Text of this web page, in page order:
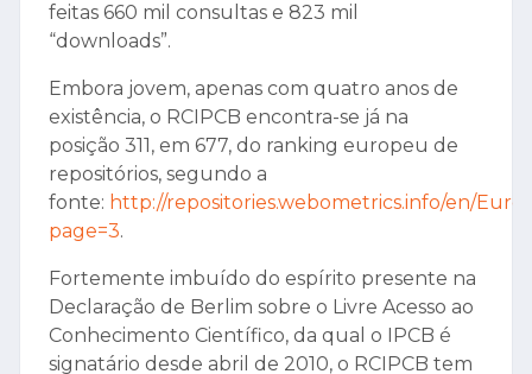
feitas 660 mil consultas e 823 mil
“downloads”.
Embora jovem, apenas com quatro anos de
existência, o RCIPCB encontra-se já na
posição 311, em 677, do ranking europeu de
repositórios, segundo a
fonte: http://repositories.webometrics.info/en/
page=3.
Fortemente imbuído do espírito presente na
Declaração de Berlim sobre o Livre Acesso ao
Conhecimento Científico, da qual o IPCB é
signatário desde abril de 2010, o RCIPCB tem